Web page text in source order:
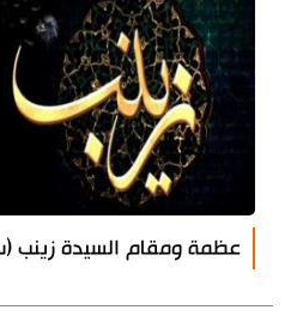
عظمة ومقام السيدة زينب